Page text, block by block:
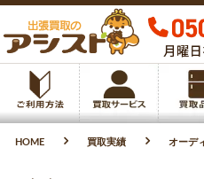
HOME 買取実績 オーデ